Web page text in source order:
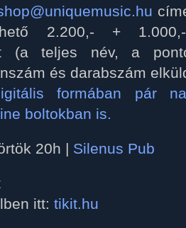
2.200,- +
(a teljes név, a
és darabszám
formában pár
boltokban is.
20h | Silenus Pub
itt: tikit.hu